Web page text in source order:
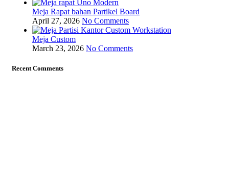
Meja Rapat bahan Partikel Board
April 27, 2026 No Comments
Meja Custom
March 23, 2026 No Comments
Recent Comments